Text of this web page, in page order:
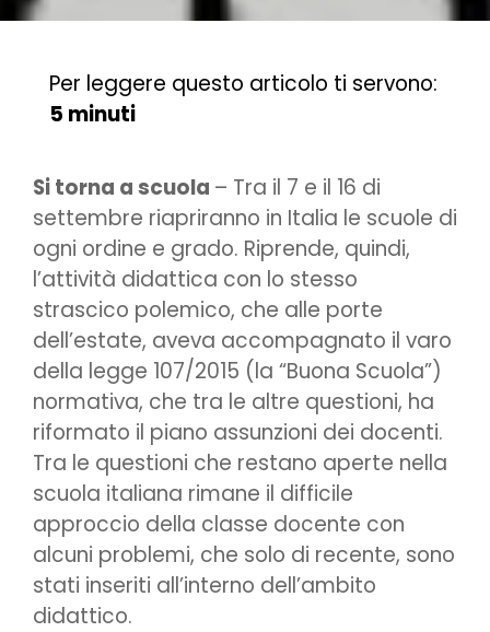
Per leggere questo articolo ti servono:
5 minuti
Si torna a scuola – Tra il 7 e il 16 di
settembre riapriranno in Italia le scuole di
ogni ordine e grado. Riprende, quindi,
l’attività didattica con lo stesso
strascico polemico, che alle porte
dell’estate, aveva accompagnato il varo
della legge 107/2015 (la “Buona Scuola”)
normativa, che tra le altre questioni, ha
riformato il piano assunzioni dei docenti.
Tra le questioni che restano aperte nella
scuola italiana rimane il difficile
approccio della classe docente con
alcuni problemi, che solo di recente, sono
stati inseriti all’interno dell’ambito
didattico.